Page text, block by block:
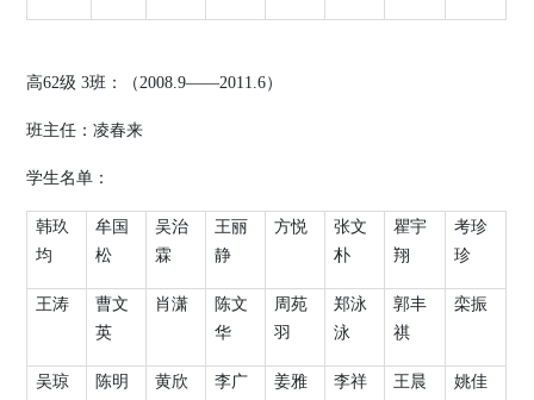
高62级3班：（2008.9——2011.6）
班主任：凌春来
学生名单：
韩玖
均
牟国
松
吴治
霖
王丽
静
方悦
张文
朴
瞿宇
翔
考珍
珍
王涛
曹文
英
肖潇
陈文
华
周苑
羽
郑泳
泳
郭丰
祺
栾振
吴琼 陈明 黄欣
李广
姜雅
李祥
王晨 姚佳